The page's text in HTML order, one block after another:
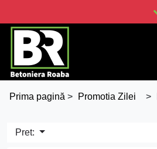
Prima pagină > Promotia Zilei >
Pret: